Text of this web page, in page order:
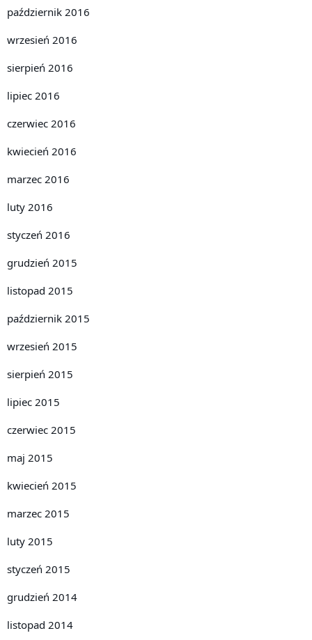
październik 2016
wrzesień 2016
sierpień 2016
lipiec 2016
czerwiec 2016
kwiecień 2016
marzec 2016
luty 2016
styczeń 2016
grudzień 2015
listopad 2015
październik 2015
wrzesień 2015
sierpień 2015
lipiec 2015
czerwiec 2015
maj 2015
kwiecień 2015
marzec 2015
luty 2015
styczeń 2015
grudzień 2014
listopad 2014